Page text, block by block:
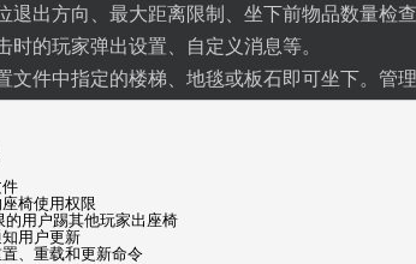
退出方向、最大距离限制、坐下前物品数量检
的玩家弹出设置、自定义消息等。
件中指定的楼梯、地毯或板石即可坐下。管
椅使用权限
户踢其他玩家出座椅
用户更新
、重载和更新命令